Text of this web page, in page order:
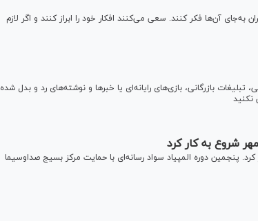
به‌جای آن‌ها فکر کنند. سعی می‌کنند افکار خود را ابراز کنند و اگر لازم
تبلیغات بازرگانی، بازی‌های رایانه‌ای یا خبرها و نوشته‌های رد و بدل شده
نکنید
سواد رسانه از ۲۸ مهر شروع به کار کرد. پنجمین دوره المپیاد سواد رسانه‌ای با حمایت مرکز بسیج صداوسیما